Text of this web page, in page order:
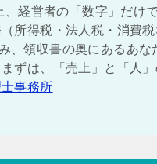
経営者の「数字」だけ
所得税・法人税・消費
、領収書の奥にあるあ
ずは、「売上」と「人
事務所